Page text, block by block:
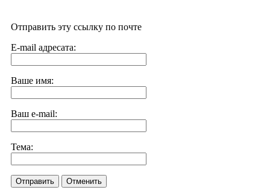
Отправить эту ссылку по почте
E-mail адресата:
Ваше имя:
Ваш e-mail:
Тема:
Отправить Отменить